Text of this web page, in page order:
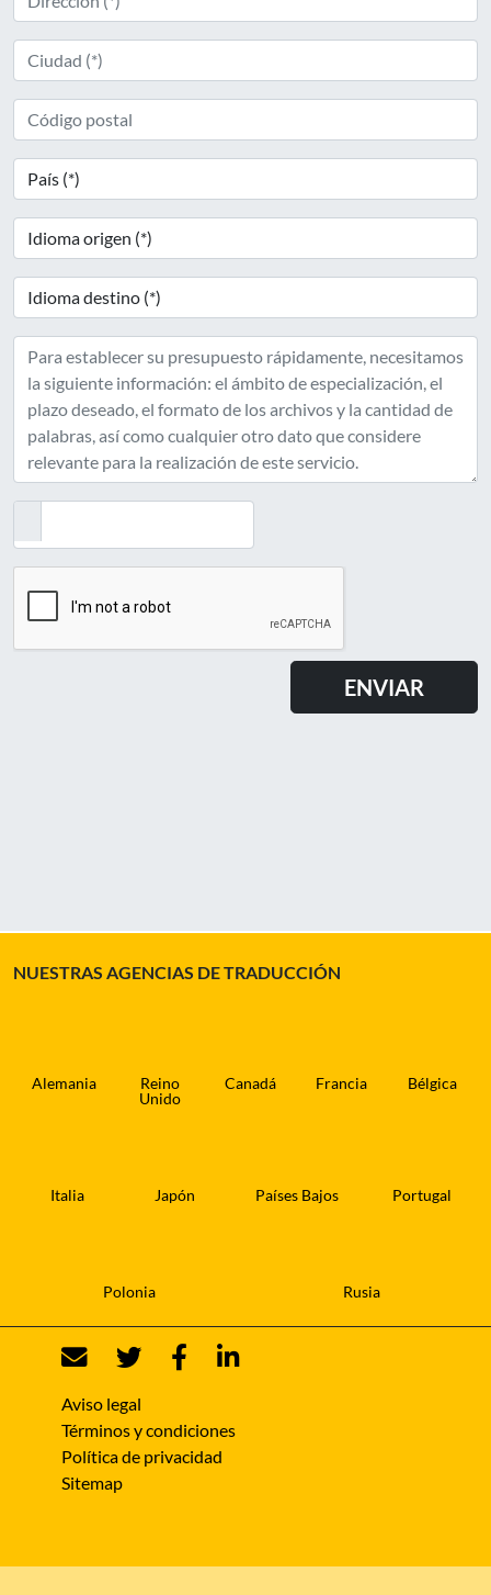
NUESTRAS AGENCIAS DE TRADUCCIÓN
Alemania
Reino
Unido
Canadá Francia Bélgica
Italia Japón Países Bajos Portugal
Polonia Rusia
Aviso legal
Términos y condiciones
Política de privacidad
Sitemap